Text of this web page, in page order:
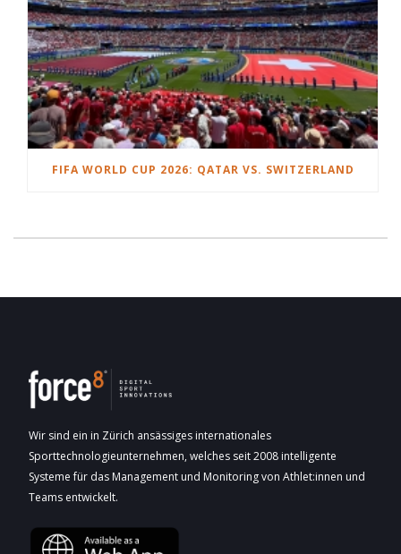
FIFA WORLD CUP 2026: QATAR VS. SWITZERLAND
Wir sind ein in Zürich ansässiges internationales
Sporttechnologieunternehmen, welches seit 2008 intelligente
Systeme für das Management und Monitoring von Athlet:innen und
Teams entwickelt.